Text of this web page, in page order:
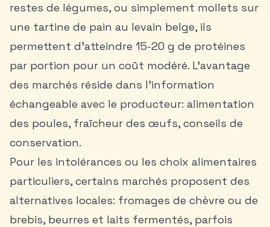
restes de légumes, ou simplement mollets sur
une tartine de pain au levain belge, ils
permettent d’atteindre 15-20 g de protéines
par portion pour un coût modéré. L’avantage
des marchés réside dans l’information
échangeable avec le producteur: alimentation
des poules, fraîcheur des œufs, conseils de
conservation.
Pour les intolérances ou les choix alimentaires
particuliers, certains marchés proposent des
alternatives locales: fromages de chèvre ou de
brebis, beurres et laits fermentés, parfois